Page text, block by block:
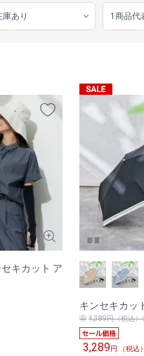
セキカット ア
キンセキカッ
4,389円（税込）
3,289円 （税込